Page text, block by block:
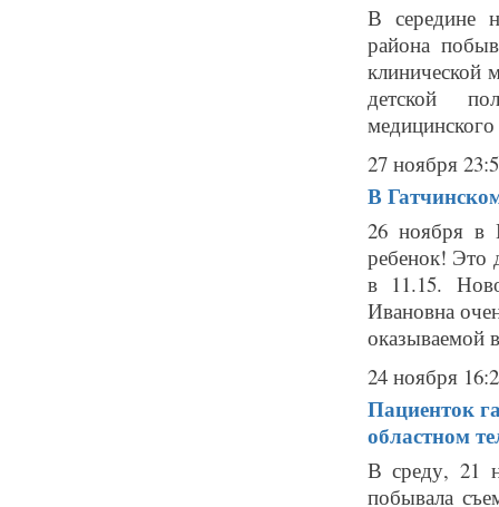
В середине
района
клинической
детской
27 ноября
В
26 ноября в
ребенок! Это
в 11.15.
Ивановна
оказываемой
24 ноября
Пациенток
областном
В среду, 21
побывала